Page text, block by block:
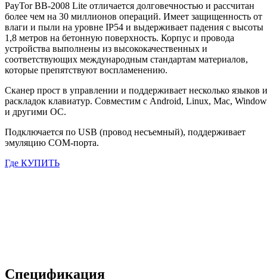
PayTor BB-2008 Lite отличается долговечностью и рассчитан
более чем на 30 миллионов операций. Имеет защищенность от
влаги и пыли на уровне IP54 и выдерживает падения с высоты
1,8 метров на бетонную поверхность. Корпус и провода
устройства выполнены из высококачественных и
соответствующих международным стандартам материалов,
которые препятствуют воспламенению.
Сканер прост в управлении и поддерживает несколько языков и
раскладок клавиатур. Совместим с Android, Linux, Mac,
и другими ОС.
Подключается по USB (провод несъемный), поддерживает
эмуляцию COM-порта.
Где КУПИТЬ
Спецификация